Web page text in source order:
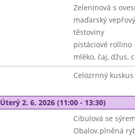
Zeleninová s
maďarský
těstoviny
pistáciové rollino
mléko, čaj, džus,
Celozrnný
Úterý 2. 6. 2026 (11:00 - 13:30)
Cibulová se
Obalov.plněná